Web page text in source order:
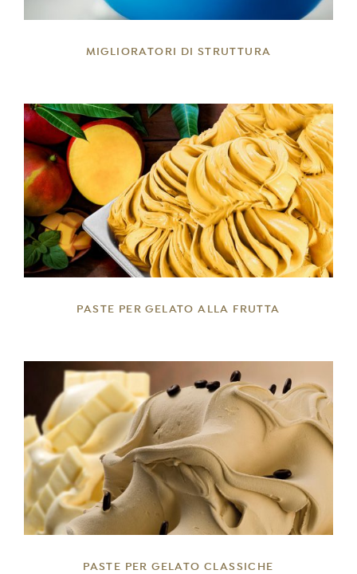
MIGLIORATORI DI STRUTTURA
DETTAGLI
PASTE PER GELATO ALLA FRUTTA
DETTAGLI
PASTE PER GELATO CLASSICHE